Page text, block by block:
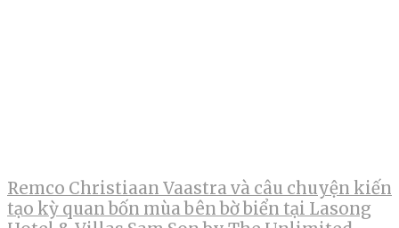
Remco Christiaan Vaastra và câu chuyện kiến
tạo kỳ quan bốn mùa bên bờ biển tại Lasong